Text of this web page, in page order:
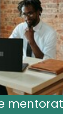
mentorat